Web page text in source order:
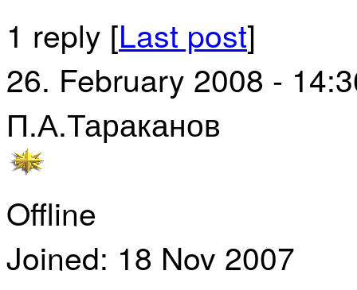
1 reply [Last post]
26. February 2008 -
П.А.Тараканов
Offline
Joined: 18 Nov 2007